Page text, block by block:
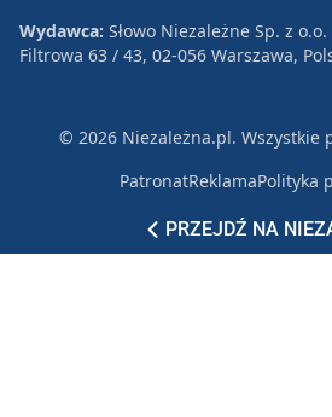
PRZEJDŹ NA
Wydawca: Słowo Niezależne Sp. z o.o.
Filtrowa 63 / 43, 02-056 Warszawa,
© 2026 Niezależna.pl. Wszystkie
PatronatReklamaPolityka